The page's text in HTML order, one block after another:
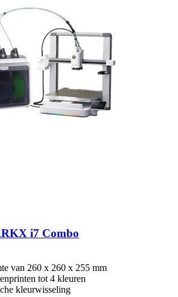
i7 Combo
van 260 x 260 x 255 mm
tot 4 kleuren
kleurwisseling